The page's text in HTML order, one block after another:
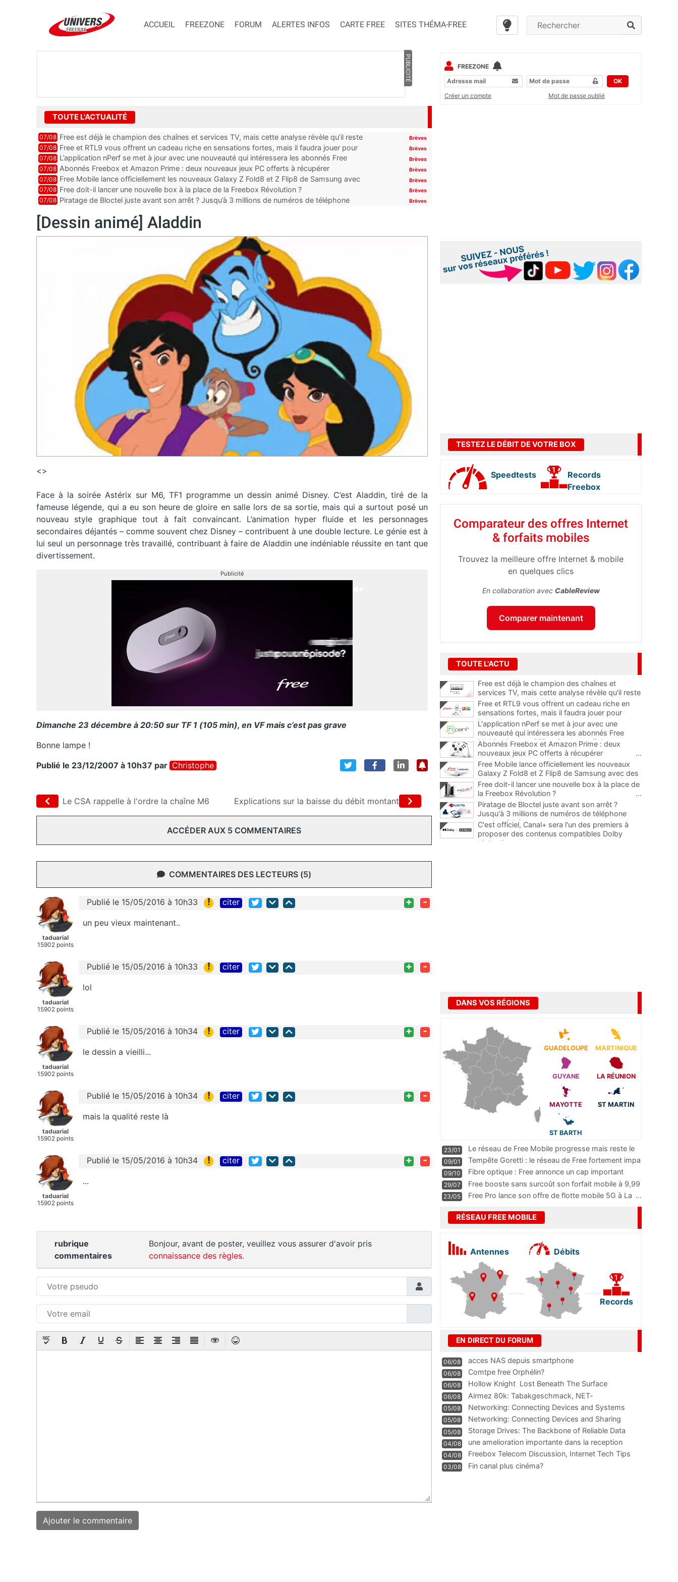
ACCUEIL FREEZONE FORUM ALERTES INFOS CARTE FREE SITES THÉMA-FREE
PUBLICITÉ
TOUTE L'ACTUALITÉ
07/08 Free est déjà le champion des chaînes et services TV, mais cette analyse révèle qu’il reste
encore au moin...
Brèves
07/08 Free et RTL9 vous offrent un cadeau riche en sensations fortes, mais il faudra jouer pour
l’obtenir
Brèves
07/08 L’application nPerf se met à jour avec une nouveauté qui intéressera les abonnés Free
Mobile, Orange, SFR ...
Brèves
07/08 Abonnés Freebox et Amazon Prime : deux nouveaux jeux PC offerts à récupérer Brèves
07/08 Free Mobile lance officiellement les nouveaux Galaxy Z Fold8 et Z Flip8 de Samsung avec
des promos et des cadeaux
Brèves
07/08 Free doit-il lancer une nouvelle box à la place de la Freebox Révolution ? Brèves
07/08 Piratage de Bloctel juste avant son arrêt ? Jusqu’à 3 millions de numéros de téléphone
Brèves
[Dessin animé] Aladdin
<>
Face à la soirée Astérix sur M6, TF1 programme un dessin animé Disney. C’est Aladdin, tiré de la
fameuse légende, qui a eu son heure de gloire en salle lors de sa sortie, mais qui a surtout posé un
nouveau style graphique tout à fait convaincant. L’animation hyper fluide et les personnages
secondaires déjantés – comme souvent chez Disney – contribuent à une double lecture. Le génie est à
lui seul un personnage très travaillé, contribuant à faire de Aladdin une indéniable réussite en tant que
divertissement.
Publicité
Dimanche 23 décembre à 20:50 sur TF 1 (105 min), en VF mais c’est pas grave
Bonne lampe !
Publié le 23/12/2007 à 10h37 par Christophe
Le CSA rappelle à l'ordre la chaîne M6 Explications sur la baisse du débit montant
ACCÉDER AUX 5 COMMENTAIRES
COMMENTAIRES DES LECTEURS (5)
taduarial
15902 points
Publié le 15/05/2016 à 10h33 ! citer + -
un peu vieux maintenant..
taduarial
15902 points
Publié le 15/05/2016 à 10h33 ! citer + -
lol
taduarial
15902 points
Publié le 15/05/2016 à 10h34 ! citer + -
le dessin a vieilli...
taduarial
15902 points
Publié le 15/05/2016 à 10h34 ! citer + -
mais la qualité reste là
taduarial
15902 points
Publié le 15/05/2016 à 10h34 ! citer + -
...
rubrique
commentaires
Bonjour, avant de poster, veuillez vous assurer d'avoir pris
connaissance des règles.
FREEZONE
OK
Créer un compte
Mot de passe oublié
TESTEZ LE DÉBIT DE VOTRE BOX
Speedtests
Records
Freebox
Comparateur des offres Internet
& forfaits mobiles
Trouvez la meilleure offre Internet & mobile
en quelques clics
En collaboration avec CableReview
Comparer maintenant
TOUTE L'ACTU
Free est déjà le champion des chaînes et
services TV, mais cette analyse révèle qu'il reste
encore au moins 141 ajouts possibles
Free et RTL9 vous offrent un cadeau riche en
sensations fortes, mais il faudra jouer pour
l'obtenir
L'application nPerf se met à jour avec une
nouveauté qui intéressera les abonnés Free
Mobile, Orange, SFR et Bouygues Telecom
Abonnés Freebox et Amazon Prime : deux
nouveaux jeux PC offerts à récupérer
...
Free Mobile lance officiellement les nouveaux
Galaxy Z Fold8 et Z Flip8 de Samsung avec des
promos et des cadeaux
...
Free doit-il lancer une nouvelle box à la place de
la Freebox Révolution ?
...
Piratage de Bloctel juste avant son arrêt ?
Jusqu'à 3 millions de numéros de téléphone
auraient fuité
C'est officiel, Canal+ sera l'un des premiers à
proposer des contenus compatibles Dolby
Vision 2
DANS VOS RÉGIONS
GUADELOUPE MARTINIQUE
GUYANE LA RÉUNION
MAYOTTE ST MARTIN
ST BARTH
23/01
Le réseau de Free Mobile progresse mais reste le
m
...
09/01
Tempête Goretti : le réseau de Free fortement impa
09/10
Fibre optique : Free annonce un cap important
pass
...
29/07
Free booste sans surcoût son forfait mobile à 9,99
23/05 Free Pro lance son offre de flotte mobile 5G à La ...
RÉSEAU FREE MOBILE
Antennes Débits
Records
EN DIRECT DU FORUM
06/08 acces NAS depuis smartphone
06/08 Comtpe free Orphélin?
06/08 Hollow Knight  Lost Beneath The Surface
06/08
Airmez 80k: Tabakgeschmack, NET-
Technologie und Leistung im
05/08 Networking: Connecting Devices and Systems
05/08
Networking: Connecting Devices and Sharing
Information
05/08
Storage Drives: The Backbone of Reliable Data
Management
04/08
une amelioration importante dans la reception
WIFI
04/08
Freebox Telecom Discussion, Internet Tech Tips
Communi
03/08 Fin canal plus cinéma?